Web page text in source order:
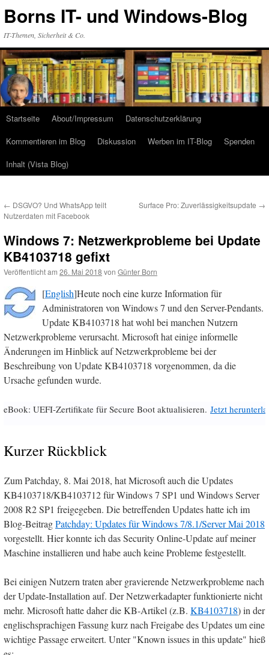
Inhalt
Borns IT- und Windows-Blog
IT-Themen, Sicherheit & Co.
Startseite About/Impressum
Datenschutzerklärung
Kommentieren im Blog
Diskussion Werben im IT-Blog
Spenden
Inhalt (Vista Blog)
← DSGVO? Und WhatsApp teilt
Nutzerdaten mit Facebook
Surface Pro: Zuverlässigkeitsupdate →
Windows 7: Netzwerkprobleme bei Update
KB4103718 gefixt
Veröffentlicht am 26. Mai 2018 von Günter Born
[English]Heute noch eine kurze Information für
Administratoren von Windows 7 und den Server-Pendants.
Update KB4103718 hat wohl bei manchen Nutzern
Netzwerkprobleme verursacht. Microsoft hat einige informelle
Änderungen im Hinblick auf Netzwerkprobleme bei der
Beschreibung von Update KB4103718 vorgenommen, da die
Ursache gefunden wurde.
eBook: UEFI-Zertifikate für Secure Boot aktualisieren. Jetzt
Kurzer Rückblick
Zum Patchday, 8. Mai 2018, hat Microsoft auch die Updates
KB4103718/KB4103712 für Windows 7 SP1 und Windows Server
2008 R2 SP1 freigegeben. Die betreffenden Updates hatte ich im
Blog-BeitragPatchday: Updates für Windows 7/8.1/Server Mai 2018
vorgestellt. Hier konnte ich das Security Online-Update auf meiner
Maschine installieren und habe auch keine Probleme festgestellt.
Bei einigen Nutzern traten aber gravierende Netzwerkprobleme nach
der Update-Installation auf. Der Netzwerkadapter funktionierte nicht
mehr. Microsoft hatte daher die KB-Artikel (z.B. KB4103718) in der
englischsprachigen Fassung kurz nach Freigabe des Updates um eine
wichtige Passage erweitert. Unter "Known issues in this update" hieß